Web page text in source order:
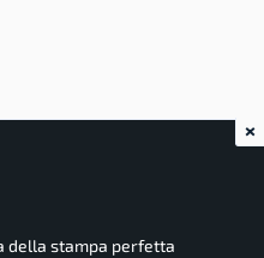
della stampa perfetta
×